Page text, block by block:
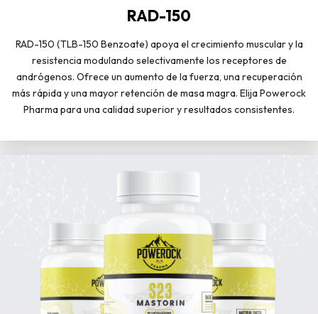
RAD-150
RAD-150 (TLB-150 Benzoate) apoya el crecimiento muscular y la
resistencia modulando selectivamente los receptores de
andrógenos. Ofrece un aumento de la fuerza, una recuperación
más rápida y una mayor retención de masa magra. Elija Powerock
Pharma para una calidad superior y resultados consistentes.